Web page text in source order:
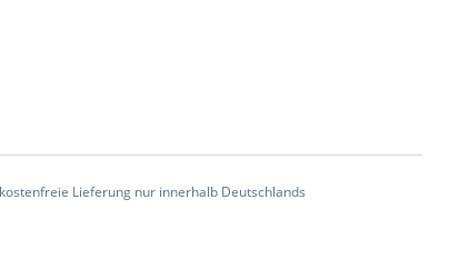
Lieferung nur innerhalb Deutschlands